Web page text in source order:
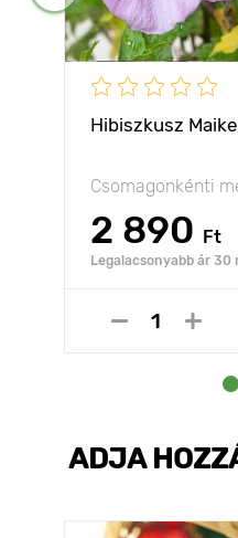
Hibiszkusz
Csomagonkénti
2 890 Ft
Legalacsonyabb ár 30
ADJA